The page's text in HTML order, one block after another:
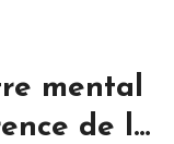
mental
de la